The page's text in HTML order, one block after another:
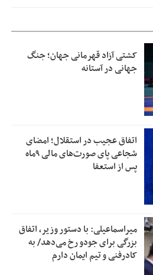
کشتی آزاد قهرمانی جهان؛ جنگ
جهانی در آستانه
اتفاق عجیب در استقلال؛ امضای
شجاعی پای صورت‌های مالی ٩ماه
پس از استعفا
میراسماعیلی: با دستور وزیر، اتفاق
بزرگی برای جودو رخ می‌دهد/ به
کادرفنی و تیم ایمان دارم